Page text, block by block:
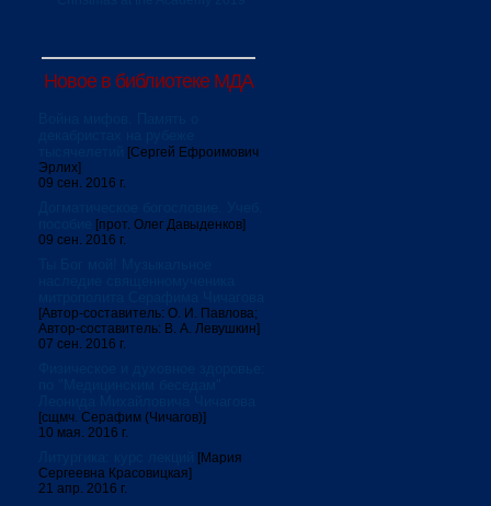
Новое в библиотеке МДА
[Сергей Ефроимович
Эрлих]
09 сен. 2016 г.
[прот. Олег Давыденков]
09 сен. 2016 г.
[Автор-составитель: О. И. Павлова;
Автор-составитель: В. А. Левушкин]
07 сен. 2016 г.
[сщмч. Серафим (Чичагов)]
10 мая. 2016 г.
[Мария
Сергеевна Красовицкая]
21 апр. 2016 г.